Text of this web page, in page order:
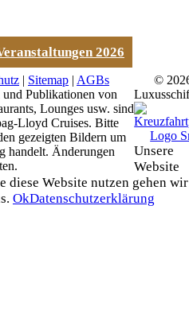
2026
| Sitemap | AGBs
Publikationen von
Lounges usw. sind
Lloyd Cruises. Bitte
gezeigten Bildern um
handelt. Änderungen
©
Unsere
Website
diese Website nutzen gehen wir
OkDatenschutzerklärung